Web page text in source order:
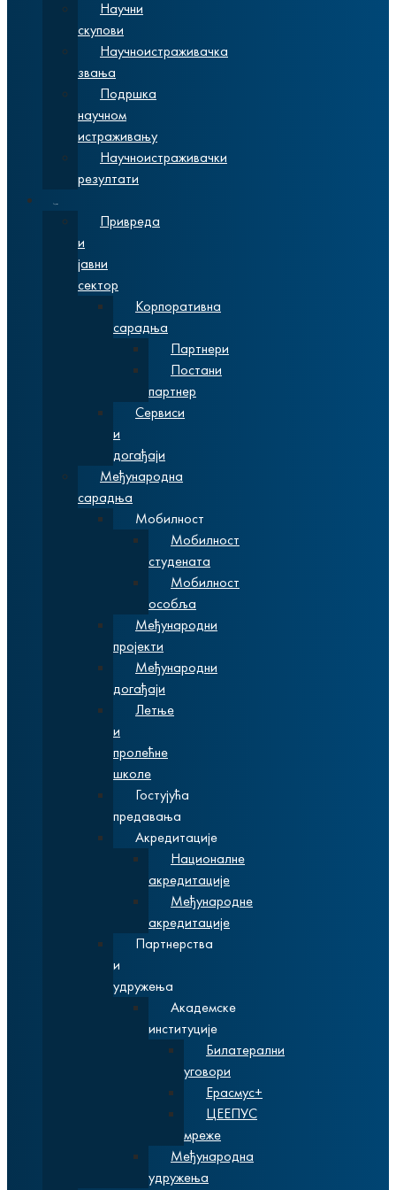
Научни
скупови
Научноистраживачка
звања
Подршка
научном
истраживању
Научноистраживачки
резултати
Привреда
и
јавни
сектор
Корпоративна
сарадња
Партнери
Постани
партнер
Сервиси
и
догађаји
Међународна
сарадња
Мобилност
Мобилност
студената
Мобилност
особља
Међународни
пројекти
Међународни
догађаји
Летње
и
пролећне
школе
Гостујућа
предавања
Акредитације
Националне
акредитације
Међународне
акредитације
Партнерства
и
удружења
Академске
институције
Билатерални
уговори
Ерасмус+
ЦЕЕПУС
мреже
Међународна
удружења